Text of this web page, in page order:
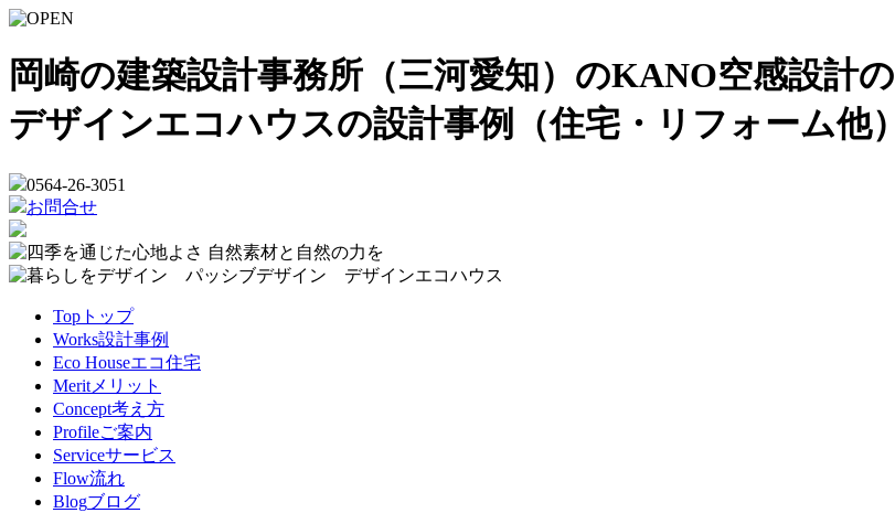
岡崎の建築設計事務所（三河愛知）のKANO空感設計の
デザインエコハウスの設計事例（住宅・リフォーム他）
0564-26-3051
お問合せ
Top トップ
Works設計事例
Eco Houseエコ住宅
Merit メリット
Concept考え方
Profileご案内
Serviceサービス
Flow流れ
Blogブログ